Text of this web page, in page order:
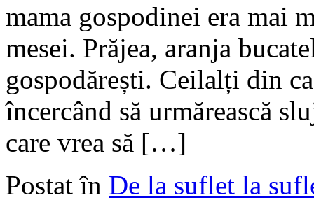
mama gospodinei era mai
mesei. Prăjea, aranja
gospodărești. Ceilalți din
încercând să urmărească
care vrea să […]
Postat în De la suflet la